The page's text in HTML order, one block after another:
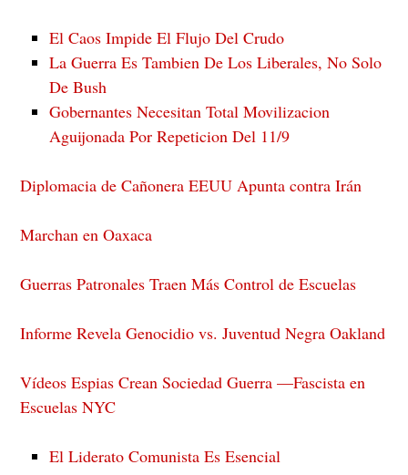
El Caos Impide El Flujo Del Crudo
La Guerra Es Tambien De Los Liberales, No Solo
De Bush
Gobernantes Necesitan Total Movilizacion
Aguijonada Por Repeticion Del 11/9
Diplomacia de Cañonera EEUU Apunta contra Irán
Marchan en Oaxaca
Guerras Patronales Traen Más Control de Escuelas
Informe Revela Genocidio vs. Juventud Negra Oakland
Vídeos Espias Crean Sociedad Guerra —Fascista en
Escuelas NYC
El Liderato Comunista Es Esencial